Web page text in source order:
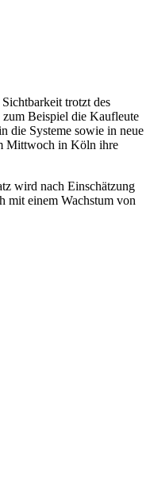
trotzt des
zum Beispiel die Kaufleute
die Systeme sowie in neue
Mittwoch in Köln ihre
wird nach Einschätzung
mit einem Wachstum von